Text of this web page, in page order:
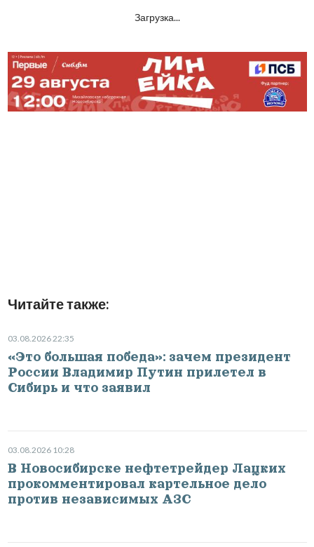
Загрузка...
Читайте также:
03.08.2026 22:35
«Это большая победа»: зачем президент
России Владимир Путин прилетел в
Сибирь и что заявил
03.08.2026 10:28
В Новосибирске нефтетрейдер Лацких
прокомментировал картельное дело
против независимых АЗС